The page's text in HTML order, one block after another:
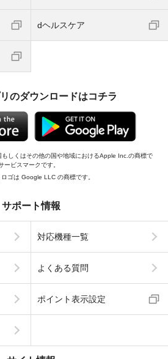
dヘルスケア
のダウンロードはコチラ
しくはその他の国や地域におけるApple Inc.の商標で
ビスマークです。
ゴは Google LLC の商標です。
サポート情報
対応機種一覧
よくある質問
ポイント表示設定